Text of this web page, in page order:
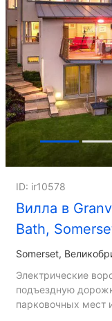
Вилла в
Bath,
ID: ir10578
Somerset
Электрические
подъездную
парковочных мест